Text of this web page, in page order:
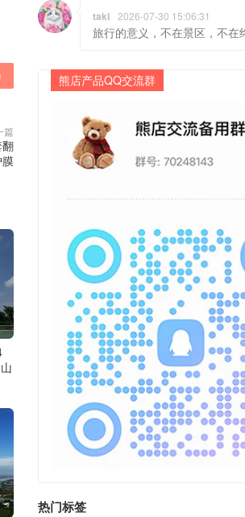
篇
taki 2026-07-30 15:06:31
旅行的意义，不在景区，不在
熊店产品QQ交流群
热门标签